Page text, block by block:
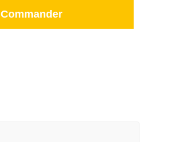
Commander